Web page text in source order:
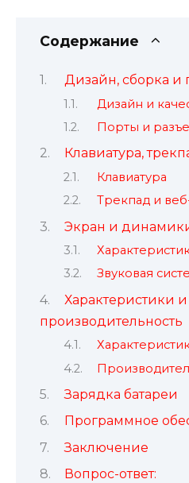
Содержание
Дизайн, сборка и
Дизайн и
Порты и
Клавиатура,
Клавиатура
Трекпад и
Экран и
Звуковая
Характеристики и
производительность
Зарядка батареи
Программное
Заключение
Вопрос-ответ: